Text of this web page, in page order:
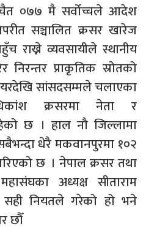
०७७ मै सर्वोच्चले आदेश
सञ्चालित क्रसर खारेज
राख्ने व्यवसायीले स्थानीय
निरन्तर प्राकृतिक स्रोतको
सांसदसम्मले चलाएका
क्रसरमा नेता र
छ । हाल नौ जिल्लामा
धेरै मकवानपुरमा १०२
छ । नेपाल क्रसर तथा
अध्यक्ष सीताराम
सही नियतले गरेको हो भने
छौँ